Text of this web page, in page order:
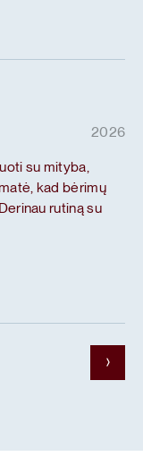
2026
su mityba,
kad bėrimų
rutiną su